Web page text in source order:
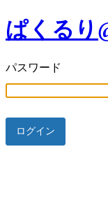
ぱくるり
パスワード